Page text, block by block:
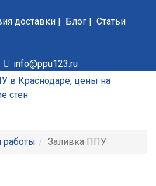
доставки | Блог | Статьи
info@ppu123.ru
Заливка ППУ